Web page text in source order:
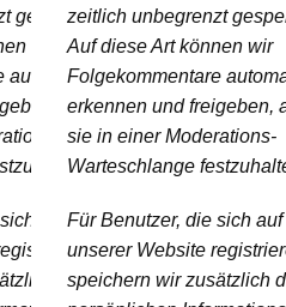
gespeichert.
wir
automatisch
anstatt
auf
die
zeitlich unbegrenzt
Auf diese Art können wir
Folgekommentare
erkennen und freigeben,
sie in einer Moderations-
Warteschlange
Für Benutzer, die sich auf
unserer Website
speichern wir zusätzlich